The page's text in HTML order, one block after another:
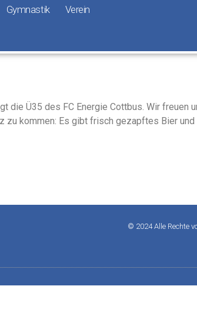
Gymnastik
Verein
Ü35 des FC Energie Cottbus. Wir freuen
zu kommen: Es gibt frisch gezapftes Bier
© 2024 Alle Rechte